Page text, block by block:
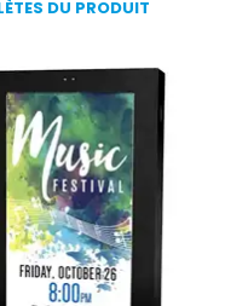
DU PRODUIT